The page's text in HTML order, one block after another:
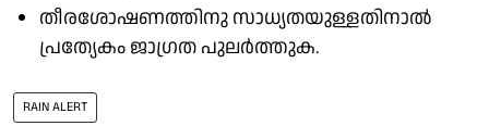
തീരശോഷണത്തിനു സാധ്യതയുള്ളതിനാൽ
പ്രത്യേകം ജാഗ്രത പുലർത്തുക.
RAIN ALERT